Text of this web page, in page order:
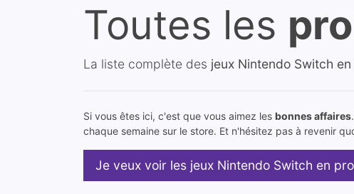
Toutes les
La liste complète des jeux Nintendo Switch
Si vous êtes ici, c'est que vous aimez les bonnes affaires
chaque semaine sur le store. Et n'hésitez pas à revenir
Je veux voir les jeux Nintendo Switch en